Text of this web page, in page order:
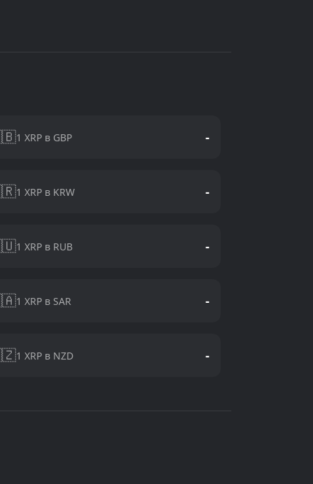
1 XRP в GBP -
1 XRP в KRW -
1 XRP в RUB -
1 XRP в SAR -
1 XRP в NZD -